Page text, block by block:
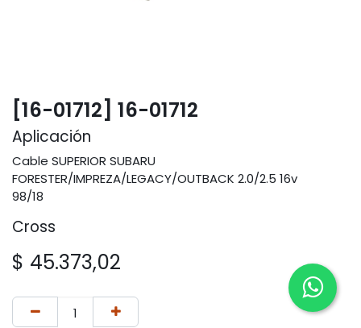
[16-01712] 16-01712
Aplicación
Cable SUPERIOR SUBARU
FORESTER/IMPREZA/LEGACY/OUTBACK 2.0/2.5 16v
98/18
Cross
$ 45.373,02